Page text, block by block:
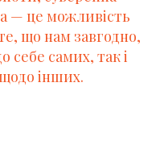
— це можливість
що нам завгодно,
себе самих, так і
інших.